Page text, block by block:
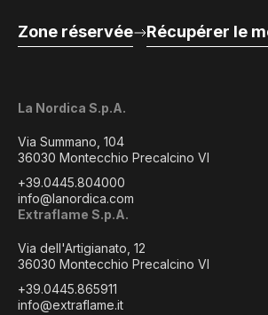
La Nordica S.p.A.
Via Summano, 104
36030 Montecchio Precalcino VI
+39.0445.804000
info@lanordica.com
Extraflame S.p.A.
Via dell'Artigianato, 12
36030 Montecchio Precalcino VI
+39.0445.865911
info@extraflame.it
Zone réservée Récupérer le